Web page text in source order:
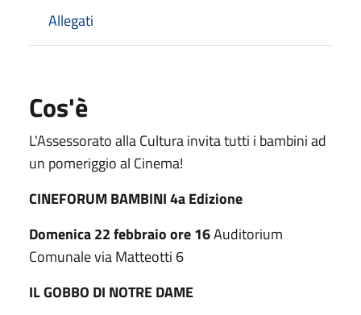
Allegati
Cos'è
L'Assessorato alla Cultura invita tutti i bambini ad
un pomeriggio al Cinema!
CINEFORUM BAMBINI 4a Edizione
Domenica 22 febbraio ore 16Auditorium
Comunale via Matteotti 6
IL GOBBO DI NOTRE DAME